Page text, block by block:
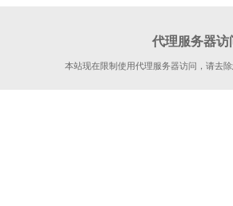
代理服务器访
本站现在限制使用代理服务器访问，请去